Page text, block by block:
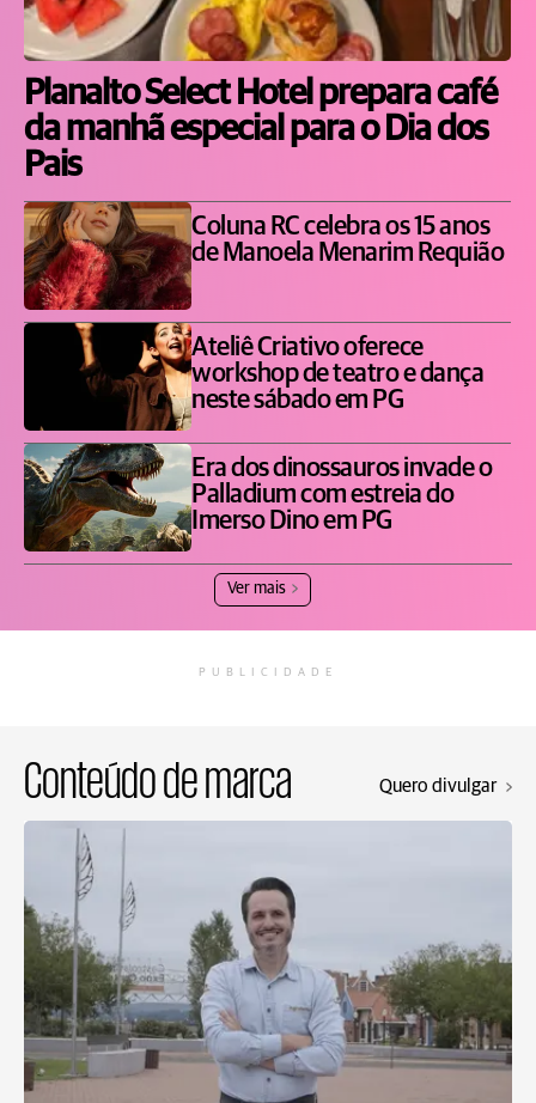
Planalto Select Hotel prepara café
da manhã especial para o Dia dos
Pais
Coluna RC celebra os 15 anos
de Manoela Menarim Requião
Ateliê Criativo oferece
workshop de teatro e dança
neste sábado em PG
Era dos dinossauros invade o
Palladium com estreia do
Imerso Dino em PG
Ver mais
PUBLICIDADE
Conteúdo de marca Quero divulgar